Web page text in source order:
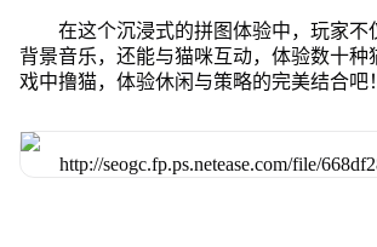
在这个沉浸式的拼图体验中，玩家不
背景音乐，还能与猫咪互动，体验数十种
戏中撸猫，体验休闲与策略的完美结合吧！